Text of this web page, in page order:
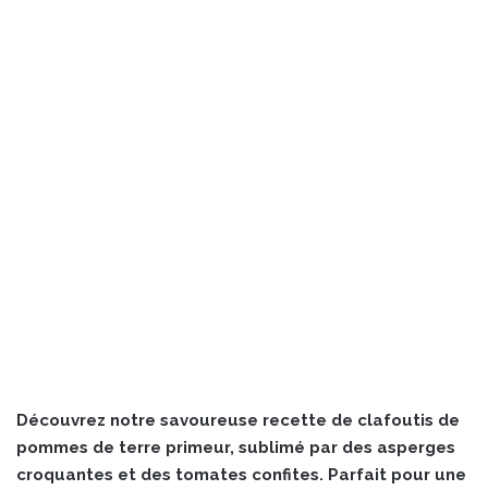
Découvrez notre savoureuse recette de clafoutis de
pommes de terre primeur, sublimé par des asperges
croquantes et des tomates confites. Parfait pour une